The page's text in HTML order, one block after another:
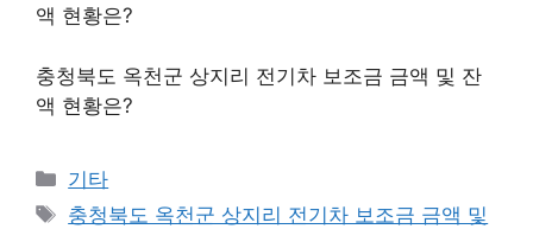
액 현황은?
충청북도 옥천군 상지리 전기차 보조금 금액 및 잔
액 현황은?
Categories
기타
Tags
충청북도 옥천군 상지리 전기차 보조금 금액 및